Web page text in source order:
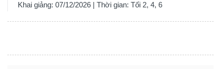
Khai giảng: 07/12/2026 | Thời gian: Tối 2, 4, 6